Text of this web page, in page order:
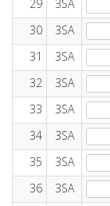
29
3SA
30
3SA
31
3SA
32
3SA
33
3SA
34
3SA
35
3SA
36
3SA